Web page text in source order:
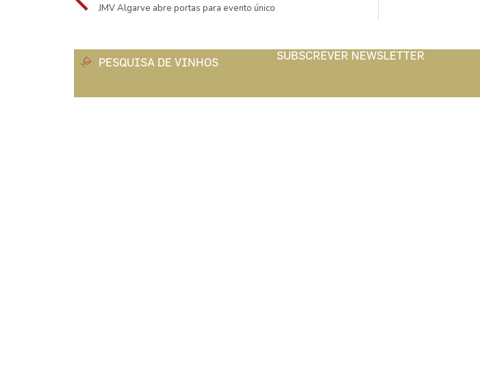
JMV Algarve abre portas para evento único
PESQUISA DE VINHOS
SUBSCREVER NEWSLETTER